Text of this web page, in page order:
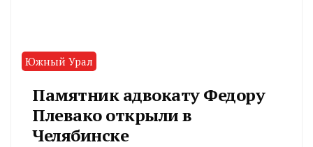
Южный Урал
Памятник адвокату Федору
Плевако открыли в
Челябинске